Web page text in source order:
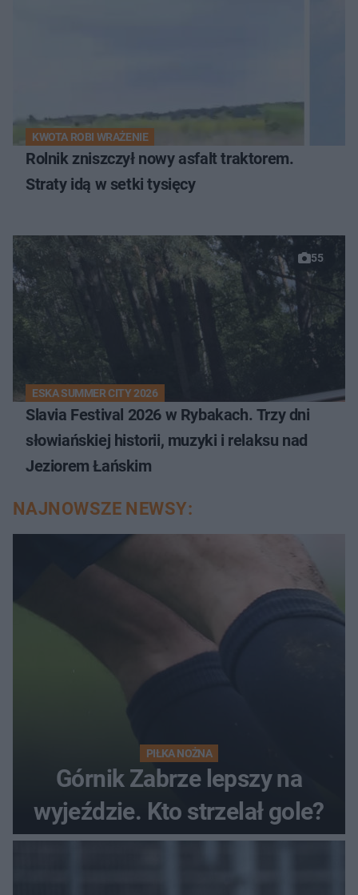
KWOTA ROBI WRAŻENIE
Rolnik zniszczył nowy asfalt traktorem.
Straty idą w setki tysięcy
55
ESKA SUMMER CITY 2026
Slavia Festival 2026 w Rybakach. Trzy dni
słowiańskiej historii, muzyki i relaksu nad
Jeziorem Łańskim
NAJNOWSZE NEWSY:
PIŁKA NOŻNA
Górnik Zabrze lepszy na
wyjeździe. Kto strzelał gole?